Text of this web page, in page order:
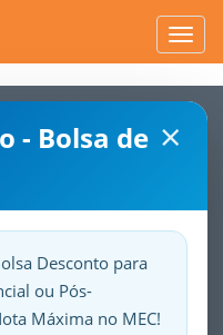
×
- Bolsa de
Desconto para
ou Pós-
Máxima no MEC!
orgulho.